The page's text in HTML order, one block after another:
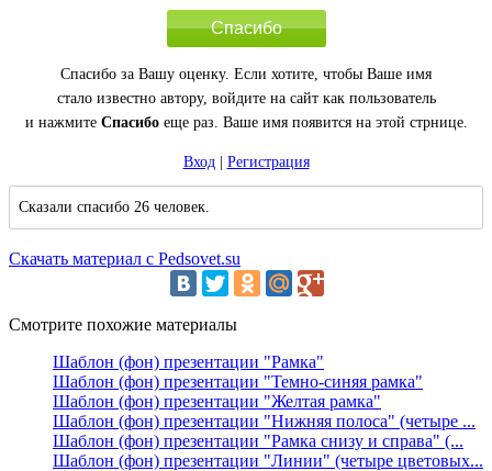
Спасибо
Спасибо за Вашу оценку. Если хотите, чтобы Ваше имя
стало известно автору, войдите на сайт как пользователь
и нажмите Спасибоеще раз. Ваше имя появится на этой стрнице.
Вход| Регистрация
Сказали спасибо 26 человек.
Скачать материал с Pedsovet.su
Смотрите похожие материалы
Шаблон (фон) презентации "Рамка"
Шаблон (фон) презентации "Темно-синяя рамка"
Шаблон (фон) презентации "Желтая рамка"
Шаблон (фон) презентации "Нижняя полоса" (четыре ...
Шаблон (фон) презентации "Рамка снизу и справа" (...
Шаблон (фон) презентации "Линии" (четыре цветовых...